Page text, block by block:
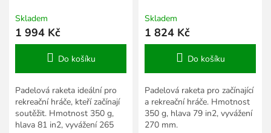
Skladem
1 994 Kč
Do košíku
Padelová raketa ideální pro
rekreační hráče, kteří začínají
soutěžit. Hmotnost 350 g,
hlava 81 in2, vyvážení 265
Skladem
1 824 Kč
Do košíku
Padelová raketa pro začínající
a rekreační hráče. Hmotnost
350 g, hlava 79 in2, vyvážení
270 mm.